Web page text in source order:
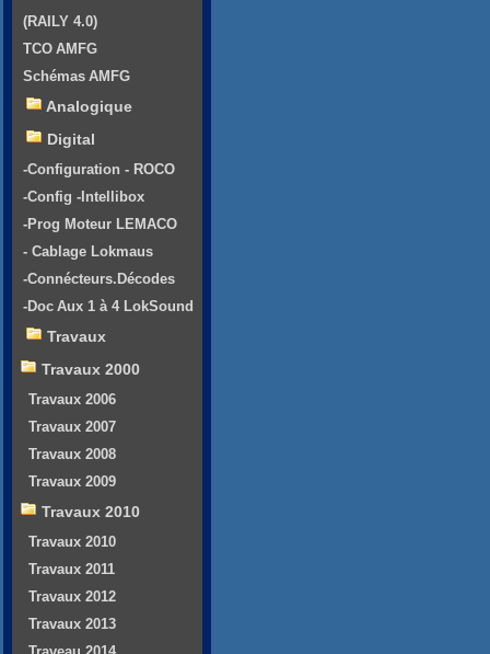
(RAILY 4.0)
TCO AMFG
Schémas AMFG
Analogique
Digital
-Configuration - ROCO
-Config -Intellibox
-Prog Moteur LEMACO
- Cablage Lokmaus
-Connécteurs.Décodes
-Doc Aux 1 à 4 LokSound
Travaux
Travaux 2000
Travaux 2006
Travaux 2007
Travaux 2008
Travaux 2009
Travaux 2010
Travaux 2010
Travaux 2011
Travaux 2012
Travaux 2013